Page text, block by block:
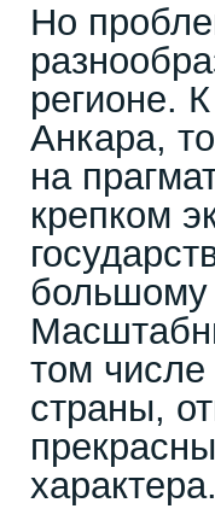
Но
регионе.
Анкара,
на
крепком
большому
том
страны,
характера.